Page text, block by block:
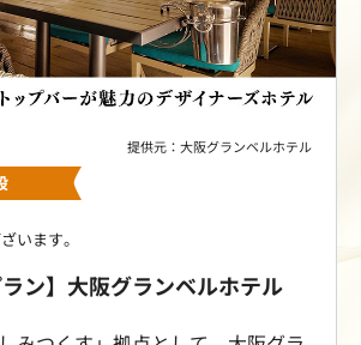
提供元：大阪グランベルホテル
います。
ラン】大阪グランベルホテル